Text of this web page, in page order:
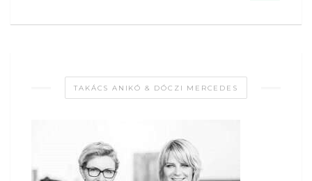
TAKÁCS ANIKÓ & DÓCZI MERCEDES